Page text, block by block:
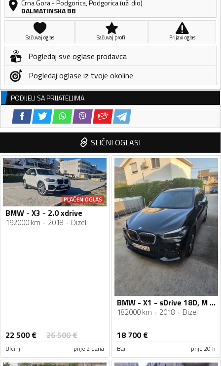
Crna Gora-Podgorica,Podgorica (uži dio)
DALMATINSKA BB
Sačuvaj oglas Sačuvaj profil Prijavi oglas
Pogledaj sve oglase prodavca
Pogledaj oglase iz tvoje okoline
PODIJELI SA PRIJATELJIMA
SLIČNI OGLASI
PLAĆEN OGLAS
BMW - X3 - 2.0 xdrive
192000 km 2018 Dizel
22 500€ 26 500€
Ulcinj prije 2 dana
BMW - X1 - sDrive 18D, M sport
182000 km 2018 Dizel
18 700€
Bar prije 20 h